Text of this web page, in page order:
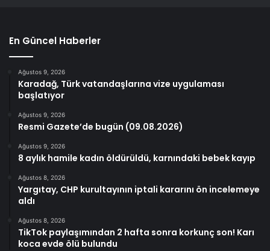
En Güncel Haberler
Ağustos 9, 2026
Karadağ, Türk vatandaşlarına vize uygulaması
başlatıyor
Ağustos 9, 2026
Resmi Gazete’de bugün (09.08.2026)
Ağustos 9, 2026
8 aylık hamile kadın öldürüldü, karnındaki bebek kayıp
Ağustos 8, 2026
Yargıtay, CHP kurultayının iptali kararını ön incelemeye
aldı
Ağustos 8, 2026
TikTok paylaşımından 2 hafta sonra korkunç son! Karı
koca evde ölü bulundu